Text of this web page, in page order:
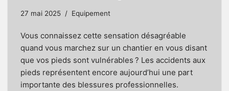
27 mai 2025 Equipement
Vous connaissez cette sensation désagréable
quand vous marchez sur un chantier en vous disant
que vos pieds sont vulnérables ? Les accidents aux
pieds représentent encore aujourd’hui une part
importante des blessures professionnelles.